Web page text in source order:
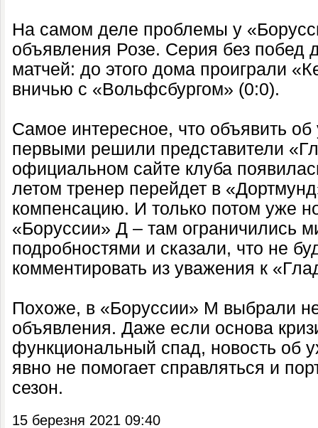
На самом деле проблемы у
объявления Розе. Серия без побед
матчей: до этого дома проиграли
вничью с «Вольфсбургом» (0:0).
Самое интересное, что объявить
первыми решили представители
официальном сайте клуба
летом тренер перейдет в
компенсацию. И только потом уже
«Боруссии» Д – там ограничились
подробностями и сказали, что не
комментировать из уважения к
Похоже, в «Боруссии» М выбрали
объявления. Даже если основа
функциональный спад, новость об
явно не помогает справляться и
сезон.
15 березня 2021 09:40